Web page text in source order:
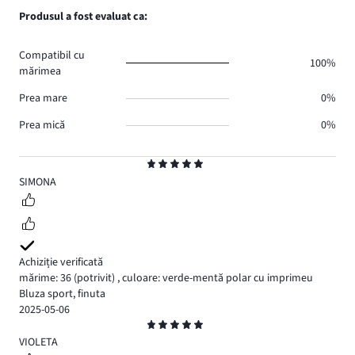
5
SIMONA
Achiziție verificată
mărime: 36 (potrivit) ,culoare: verde-mentă polar cu imprimeu
Bluza sport, finuta
2025-05-06
5
VIOLETA
Produsul a fost evaluat ca:
Compatibil cu
mărimea
100%
Prea mare
0%
Prea mică
0%